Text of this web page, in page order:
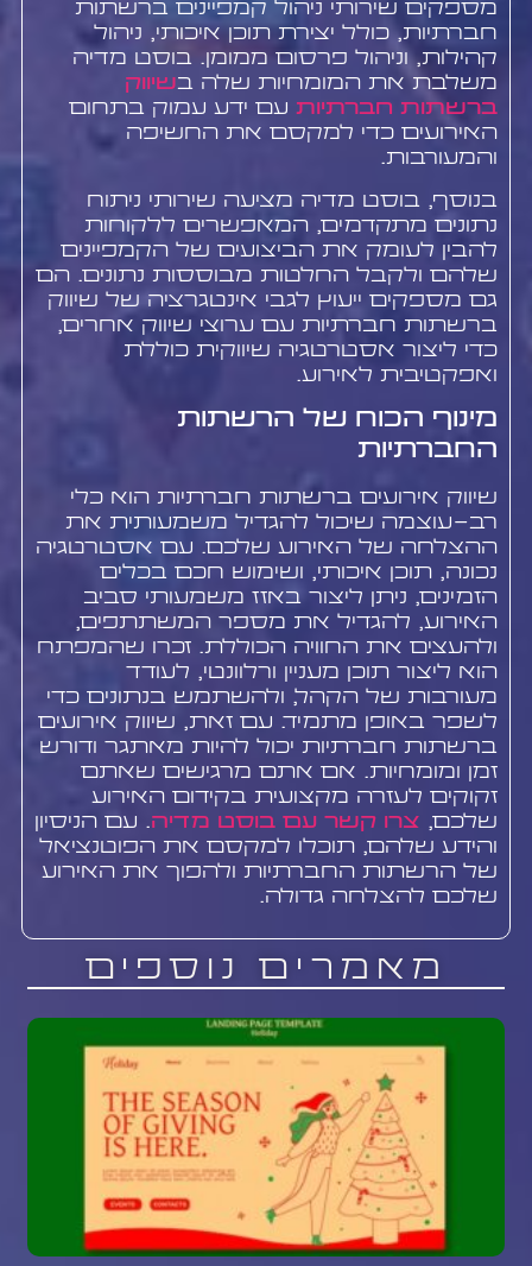
מספקים שירותי ניהול קמפיינים ברשתות
חברתיות, כולל יצירת תוכן איכותי, ניהול
קהילות, וניהול פרסום ממומן. בוסט מדיה
משלבת את המומחיות שלה בשיווק
ברשתות חברתיותעם ידע עמוק בתחום
האירועים כדי למקסם את החשיפה
והמעורבות.
בנוסף, בוסט מדיה מציעה שירותי ניתוח
נתונים מתקדמים, המאפשרים ללקוחות
להבין לעומק את הביצועים של הקמפיינים
שלהם ולקבל החלטות מבוססות נתונים. הם
גם מספקים ייעוץ לגבי אינטגרציה של שיווק
ברשתות חברתיות עם ערוצי שיווק אחרים,
כדי ליצור אסטרטגיה שיווקית כוללת
ואפקטיבית לאירוע.
מינוף הכוח של הרשתות
החברתיות
שיווק אירועים ברשתות חברתיות הוא כלי
רב-עוצמה שיכול להגדיל משמעותית את
ההצלחה של האירוע שלכם. עם אסטרטגיה
נכונה, תוכן איכותי, ושימוש חכם בכלים
הזמינים, ניתן ליצור באזז משמעותי סביב
האירוע, להגדיל את מספר המשתתפים,
ולהעצים את החוויה הכוללת. זכרו שהמפתח
הוא ליצור תוכן מעניין ורלוונטי, לעודד
מעורבות של הקהל, ולהשתמש בנתונים כדי
לשפר באופן מתמיד. עם זאת, שיווק אירועים
ברשתות חברתיות יכול להיות מאתגר ודורש
זמן ומומחיות. אם אתם מרגישים שאתם
זקוקים לעזרה מקצועית בקידום האירוע
שלכם, צרו קשר עם בוסט מדיה. עם הניסיון
והידע שלהם, תוכלו למקסם את הפוטנציאל
של הרשתות החברתיות ולהפוך את האירוע
שלכם להצלחה גדולה.
מאמרים נוספים